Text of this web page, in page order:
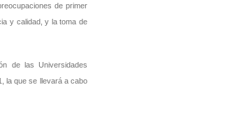
de primer
y calidad, y la toma de
de las Universidades
la que se llevará a cabo